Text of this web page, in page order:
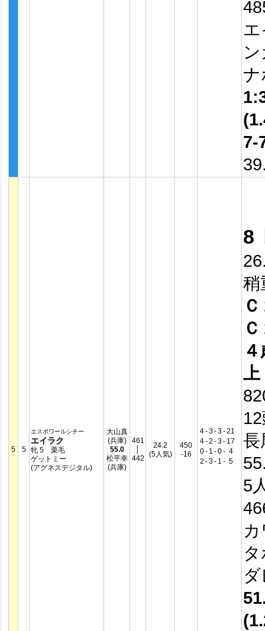
7-
5 5
エスポワールシチー
エイラク
牝 5 栗毛
ゲットミー
(アグネスデジタル)
大山真
(兵庫)
55.0
松平幸
(兵庫)
461
442
24.2
(5人気)
450
-16
4-3-3-21
4-2 -3- 17
0- 1 -0- 4
2 -3- 1 - 5
8
稍
上
5